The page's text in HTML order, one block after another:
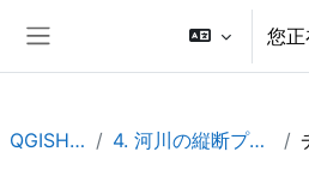
您
QGISHydAdv_JP 4. 河川の縦断プロファイルを作成する